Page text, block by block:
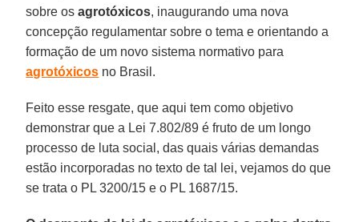
sobre osagrotóxicos, inaugurando uma nova
concepção regulamentar sobre o tema e orientando a
formação de um novo sistema normativo para
agrotóxicos no Brasil.
Feito esse resgate, que aqui tem como objetivo
demonstrar que a Lei 7.802/89 é fruto de um longo
processo de luta social, das quais várias demandas
estão incorporadas no texto de tal lei, vejamos do que
se trata o PL 3200/15 e o PL 1687/15.